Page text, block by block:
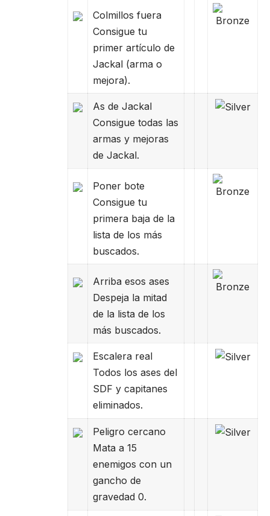
Colmillos fuera
Consigue tu
primer artículo de
Jackal (arma o
mejora).
As de Jackal
Consigue todas las
armas y mejoras
de Jackal.
Poner bote
Consigue tu
primera baja de la
lista de los más
buscados.
Arriba esos ases
Despeja la mitad
de la lista de los
más buscados.
Escalera real
Todos los ases del
SDF y capitanes
eliminados.
Peligro cercano
Mata a 15
enemigos con un
gancho de
gravedad 0.